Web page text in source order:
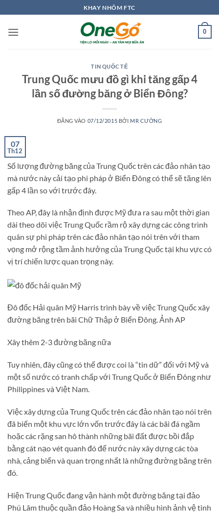
qua
nội
KHAY NHÔM FTC
0
TIN QUỐC TẾ
Trung Quốc mưu đồ gì khi tăng gấp 4
lần số đường băng ở Biển Đông?
ĐĂNG VÀO 07/12/2015 BỞI MR CƯỜNG
07
Th12
Số lượng đường băng của Trung Quốc trên các đảo nhân tạo
mà nước này cải tạo phi pháp ở Biển Đông có thể sẽ tăng lên
gấp 4 lần so với trước đây.
Theo AP, đây là nhận định được Mỹ đưa ra sau một thời gian
dài theo dõi việc Trung Quốc rầm rộ xây dựng các công trình
quân sự phi pháp trên các đảo nhân tạo nói trên với tham
vọng mở rộng tầm ảnh hưởng của Trung Quốc tại khu vực có
vị trí chiến lược quan trọng này.
Đô đốc Hải quân Mỹ Harris trình bày về việc Trung Quốc xây
đường băng trên bãi Chữ Thập ở Biển Đông. Ảnh AP
Xây thêm 2-3 đường băng nữa
Tuy nhiên, đây cũng có thể được coi là “tin dữ” đối với Mỹ và
một số nước có tranh chấp với Trung Quốc ở Biển Đông như
Philippines và Việt Nam.
Việc xây dựng của Trung Quốc trên các đảo nhân tạo nói trên
đã biến một khu vực lớn vốn trước đây là các bãi đá ngầm
hoặc các rặng san hô thành những bãi đất được bồi đắp
bằng cát nạo vét quanh đó để nước này xây dựng các tòa
nhà, cảng biển và quan trọng nhất là những đường băng trên
đó.
Hiện Trung Quốc đang vận hành một đường băng tại đảo
Phú Lâm thuộc quần đảo Hoàng Sa và nhiều hình ảnh vệ tinh